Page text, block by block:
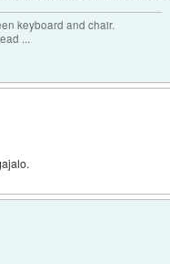
keyboard and chair.
...